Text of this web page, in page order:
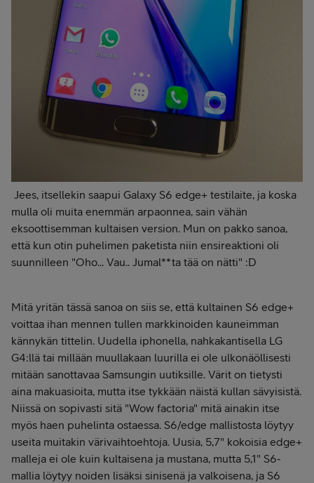
Jees, itsellekin saapui Galaxy S6 edge+ testilaite, ja koska
mulla oli muita enemmän arpaonnea, sain vähän
eksoottisemman kultaisen version. Mun on pakko sanoa,
että kun otin puhelimen paketista niin ensireaktioni oli
suunnilleen "Oho... Vau.. Jumal**ta tää on nätti" :D
Mitä yritän tässä sanoa on siis se, että kultainen S6 edge+
voittaa ihan mennen tullen markkinoiden kauneimman
kännykän tittelin. Uudella iphonella, nahkakantisella LG
G4:llä tai millään muullakaan luurilla ei ole ulkonäöllisesti
mitään sanottavaa Samsungin uutiksille. Värit on tietysti
aina makuasioita, mutta itse tykkään näistä kullan sävyisistä.
Niissä on sopivasti sitä "Wow factoria" mitä ainakin itse
myös haen puhelinta ostaessa. S6/edge mallistosta löytyy
useita muitakin värivaihtoehtoja. Uusia, 5,7" kokoisia edge+
malleja ei ole kuin kultaisena ja mustana, mutta 5,1" S6-
mallia löytyy noiden lisäksi sinisenä ja valkoisena, ja S6